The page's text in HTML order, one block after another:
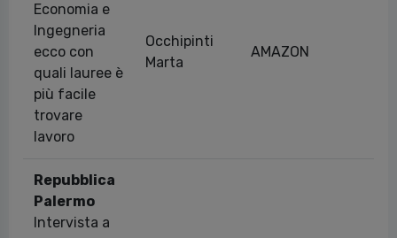
Economia e
Ingegneria
ecco con
quali lauree è
più facile
trovare
lavoro
Occhipinti
Marta
AMAZON
Repubblica
Palermo
Intervista a